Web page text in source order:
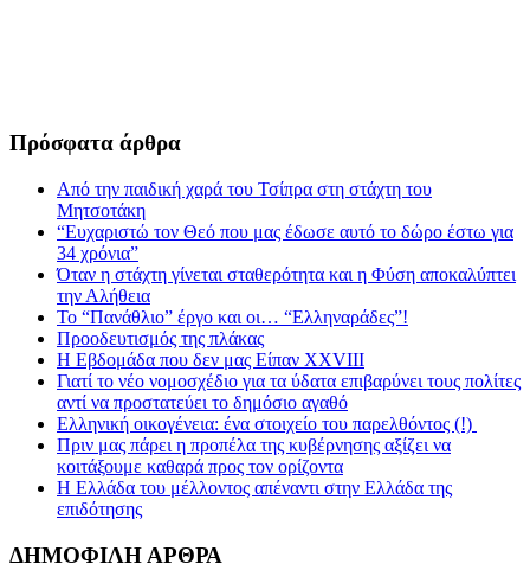
Πρόσφατα άρθρα
Από την παιδική χαρά του Τσίπρα στη στάχτη του
Μητσοτάκη
“Ευχαριστώ τον Θεό που μας έδωσε αυτό το δώρο έστω για
34 χρόνια”
Όταν η στάχτη γίνεται σταθερότητα και η Φύση αποκαλύπτει
την Αλήθεια
Το “Πανάθλιο” έργο και οι… “Ελληναράδες”!
Προοδευτισμός της πλάκας
Η Εβδομάδα που δεν μας Είπαν XXVIII
Γιατί το νέο νομοσχέδιο για τα ύδατα επιβαρύνει τους πολίτες
αντί να προστατεύει το δημόσιο αγαθό
Ελληνική οικογένεια: ένα στοιχείο του παρελθόντος (!)
Πριν μας πάρει η προπέλα της κυβέρνησης αξίζει να
κοιτάξουμε καθαρά προς τον ορίζοντα
Η Ελλάδα του μέλλοντος απέναντι στην Ελλάδα της
επιδότησης
ΔΗΜΟΦΙΛΗ ΑΡΘΡΑ